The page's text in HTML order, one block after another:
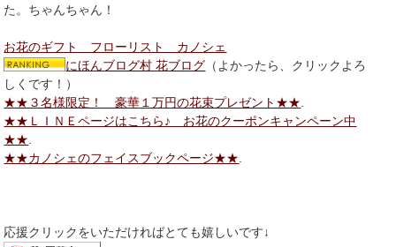
た。ちゃんちゃん！
お花のギフト フローリスト カノシェ
にほんブログ村 花ブログ （よかったら、クリックよろ
しくです！）
★★３名様限定！ 豪華１万円の花束プレゼント★★.
★★ＬＩＮＥページはこちら♪ お花のクーポンキャンペーン中
★★.
★★カノシェのフェイスブックページ★★.
応援クリックをいただければとても嬉しいです↓